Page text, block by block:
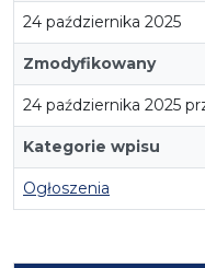
24 października 2025
Zmodyfikowany
24 października 2025
Kategorie wpisu
Ogłoszenia